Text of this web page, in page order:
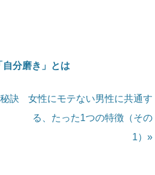
分磨き」とは
訣
女性にモテない男性に共通す
る、たった1つの特徴（その
1）»